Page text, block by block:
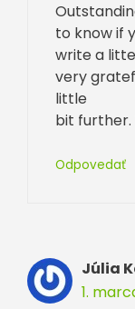
to know if
write a
very
little
bit further.
Odpovedať
Júlia
1.